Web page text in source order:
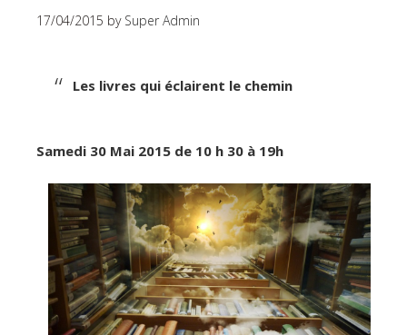
17/04/2015 by Super Admin
Les livres qui éclairent le chemin
Samedi 30 Mai 2015 de 10 h 30 à 19h